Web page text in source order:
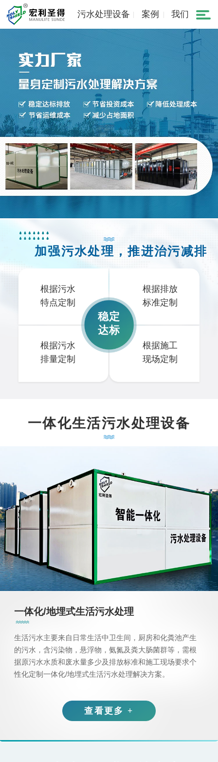
污水处理设备 案例 我们
加强污水处理，推进治污减排
根据污水
特点定制
根据排放
标准定制
根据污水
排量定制
根据施工
现场定制
稳定
达标
一体化生活污水处理设备
一体化/地埋式生活污水处理
生活污水主要来自日常生活中卫生间，厨房和化粪池产生
的污水，含污染物，悬浮物，氨氮及粪大肠菌群等，需根
据原污水水质和废水量多少及排放标准和施工现场要求个
性化定制一体化/地埋式生活污水处理解决方案。
查看更多 +